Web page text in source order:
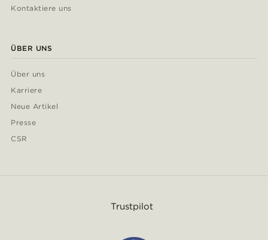
Kontaktiere uns
ÜBER UNS
Über uns
Karriere
Neue Artikel
Presse
CSR
Trustpilot